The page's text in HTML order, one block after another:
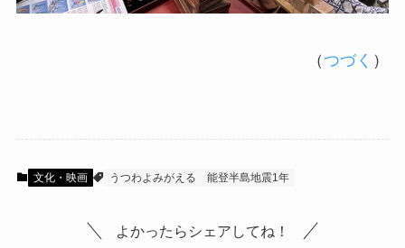
（つづく ）
文化・映画 うつわよみがえる 能登半島地震1年
よかったらシェアしてね！